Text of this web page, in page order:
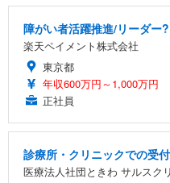
障がい者活躍推進/リーダー
楽天ペイメント株式会社
東京都
年収600万円～1,000万円
正社員
診療所・クリニックでの受
医療法人社団ときわ サルスク